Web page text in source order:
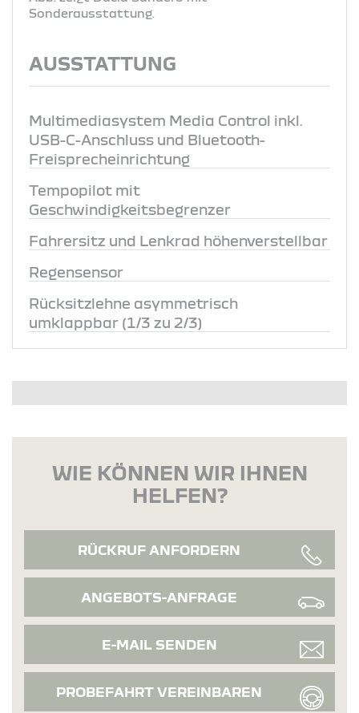
Sonderausstattung.
AUSSTATTUNG
Multimediasystem Media Control inkl.
USB-C-Anschluss und Bluetooth-
Freisprecheinrichtung
Tempopilot mit
Geschwindigkeitsbegrenzer
Fahrersitz und Lenkrad höhenverstellbar
Regensensor
Rücksitzlehne asymmetrisch
umklappbar (1/3 zu 2/3)
WIE KÖNNEN WIR IHNEN
HELFEN?
RÜCKRUF ANFORDERN
ANGEBOTS-ANFRAGE
E-MAIL SENDEN
PROBEFAHRT VEREINBAREN